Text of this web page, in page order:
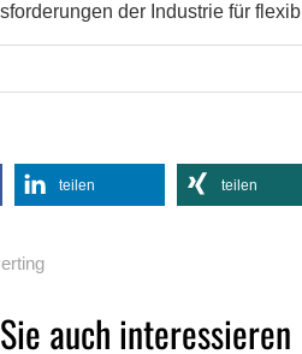
der Industrie für
teilen teilen
auch interessieren